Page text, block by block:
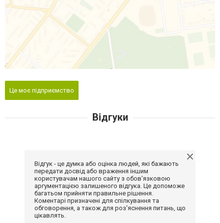
Це моє підприємство
Відгуки
Відгук - це думка або оцінка людей, які бажають
передати досвід або враження іншим
користувачам нашого сайту з обов'язковою
аргументацією залишеного відгука. Це допоможе
багатьом прийняти правильне рішення.
Коментарі призначені для спілкування та
обговорення, а також для роз'яснення питань, що
цікавлять.